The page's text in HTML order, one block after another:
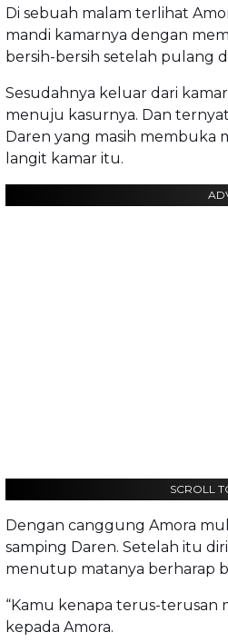
Di sebuah malam terlihat
mandi kamarnya dengan
bersih-bersih setelah pulang
Sesudahnya keluar dari
menuju kasurnya. Dan
Daren yang masih membuka
langit kamar itu.
SCROLL
Dengan canggung Amora
samping Daren. Setelah itu
menutup matanya berharap
“Kamu kenapa terus-terusan
kepada Amora.